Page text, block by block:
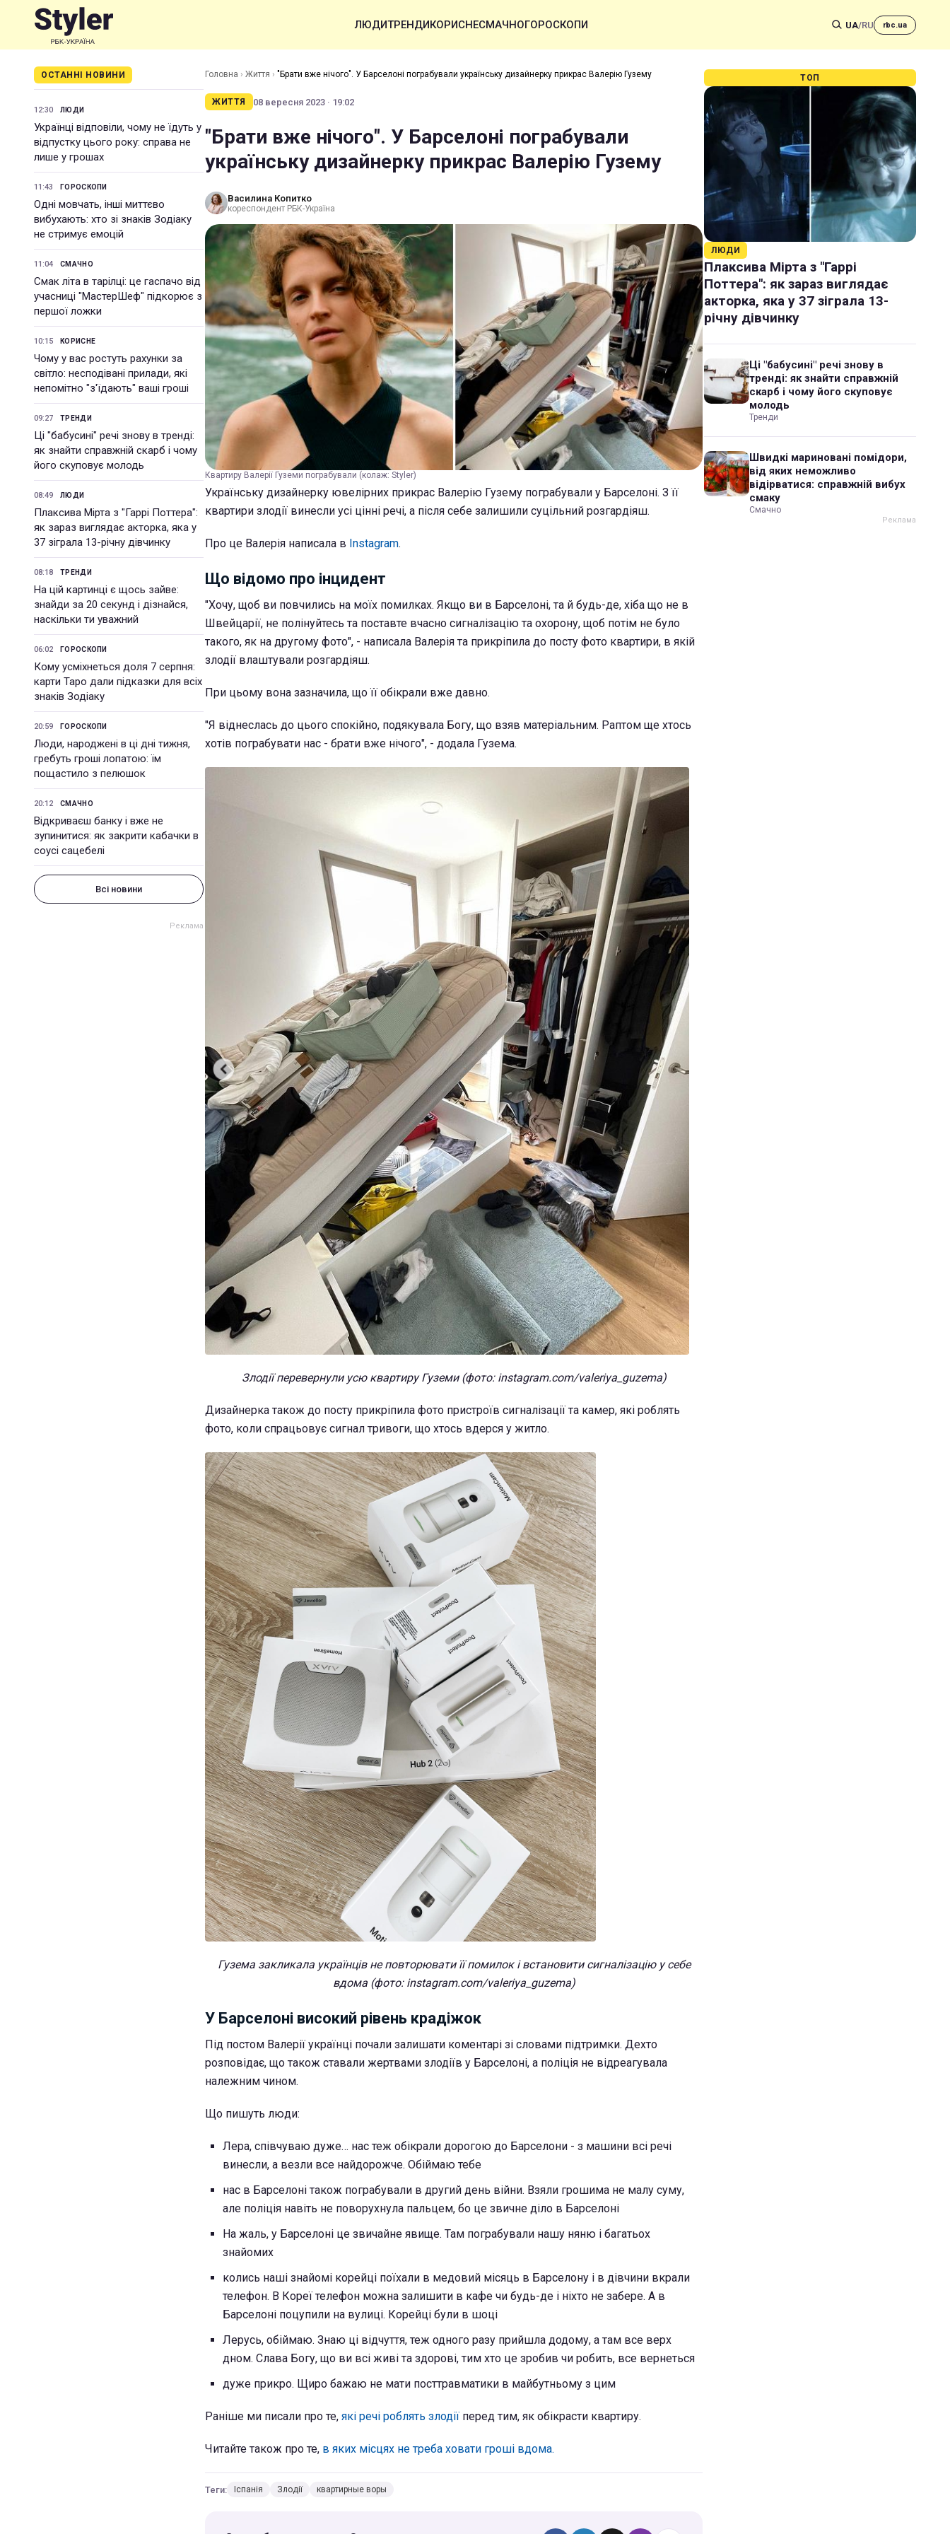
ЛЮДИТРЕНДИКОРИСНЕСМАЧНОГОРОСКОПИ UA/RU rbc.ua
ОСТАННІ НОВИНИ
12:30 ЛЮДИ
Українці відповіли, чому не їдуть у
відпустку цього року: справа не
лише у грошах
11:43 ГОРОСКОПИ
Одні мовчать, інші миттєво
вибухають: хто зі знаків Зодіаку
не стримує емоцій
11:04 СМАЧНО
Смак літа в тарілці: це гаспачо від
учасниці "МастерШеф" підкорює з
першої ложки
10:15 КОРИСНЕ
Чому у вас ростуть рахунки за
світло: несподівані прилади, які
непомітно "з'їдають" ваші гроші
09:27 ТРЕНДИ
Ці "бабусині" речі знову в тренді:
як знайти справжній скарб і чому
його скуповує молодь
08:49 ЛЮДИ
Плаксива Мірта з "Гаррі Поттера":
як зараз виглядає акторка, яка у
37 зіграла 13-річну дівчинку
08:18 ТРЕНДИ
На цій картинці є щось зайве:
знайди за 20 секунд і дізнайся,
наскільки ти уважний
06:02 ГОРОСКОПИ
Кому усміхнеться доля 7 серпня:
карти Таро дали підказки для всіх
знаків Зодіаку
20:59 ГОРОСКОПИ
Люди, народжені в ці дні тижня,
гребуть гроші лопатою: їм
пощастило з пелюшок
20:12 СМАЧНО
Відкриваєш банку і вже не
зупинитися: як закрити кабачки в
соусі сацебелі
Всі новини
Головна › Життя › "Брати вже нічого". У Барселоні пограбували українську дизайнерку прикрас Валерію Гузему
ЖИТТЯ 08 вересня 2023 · 19:02
"Брати вже нічого". У Барселоні пограбували
українську дизайнерку прикрас Валерію Гузему
Василина Копитко
кореспондент РБК-Україна
Квартиру Валерії Гуземи пограбували (колаж: Styler)
Українську дизайнерку ювелірних прикрас Валерію Гузему пограбували у Барселоні. З її
квартири злодії винесли усі цінні речі, а після себе залишили суцільний розгардіяш.
Про це Валерія написала в Instagram.
Що відомо про інцидент
"Хочу, щоб ви повчились на моїх помилках. Якщо ви в Барселоні, та й будь-де, хіба що не в
Швейцарії, не полінуйтесь та поставте вчасно сигналізацію та охорону, щоб потім не було
такого, як на другому фото", - написала Валерія та прикріпила до посту фото квартири, в якій
злодії влаштували розгардіяш.
При цьому вона зазначила, що її обікрали вже давно.
"Я віднеслась до цього спокійно, подякувала Богу, що взяв матеріальним. Раптом ще хтось
хотів пограбувати нас - брати вже нічого", - додала Гузема.
Злодії перевернули усю квартиру Гуземи (фото: instagram.com/valeriya_guzema)
Дизайнерка також до посту прикріпила фото пристроїв сигналізації та камер, які роблять
фото, коли спрацьовує сигнал тривоги, що хтось вдерся у житло.
Гузема закликала українців не повторювати її помилок і встановити сигналізацію у себе
вдома (фото: instagram.com/valeriya_guzema)
У Барселоні високий рівень крадіжок
Під постом Валерії українці почали залишати коментарі зі словами підтримки. Дехто
розповідає, що також ставали жертвами злодіїв у Барселоні, а поліція не відреагувала
належним чином.
Що пишуть люди:
Лера, співчуваю дуже… нас теж обікрали дорогою до Барселони - з машини всі речі
винесли, а везли все найдорожче. Обіймаю тебе
нас в Барселоні також пограбували в другий день війни. Взяли грошима не малу суму,
але поліція навіть не поворухнула пальцем, бо це звичне діло в Барселоні
На жаль, у Барселоні це звичайне явище. Там пограбували нашу няню і багатьох
знайомих
колись наші знайомі корейці поїхали в медовий місяць в Барселону і в дівчини вкрали
телефон. В Кореї телефон можна залишити в кафе чи будь-де і ніхто не забере. А в
Барселоні поцупили на вулиці. Корейці були в шоці
Лерусь, обіймаю. Знаю ці відчуття, теж одного разу прийшла додому, а там все верх
дном. Слава Богу, що ви всі живі та здорові, тим хто це зробив чи робить, все вернеться
дуже прикро. Щиро бажаю не мати посттравматики в майбутньому з цим
Раніше ми писали про те, які речі роблять злодії перед тим, як обікрасти квартиру.
Читайте також про те, в яких місцях не треба ховати гроші вдома.
Теги: Іспанія Злодії квартирные воры
ТОП
ЛЮДИ
Плаксива Мірта з "Гаррі
Поттера": як зараз виглядає
акторка, яка у 37 зіграла 13-
річну дівчинку
Ці "бабусині" речі знову в
тренді: як знайти справжній
скарб і чому його скуповує
молодь
Тренди
Швидкі мариновані помідори,
від яких неможливо
відірватися: справжній вибух
смаку
Смачно